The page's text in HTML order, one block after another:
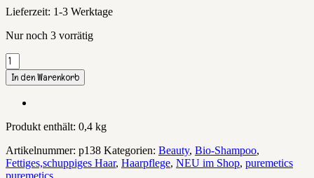
Lieferzeit: 1-3 Werktage
Nur noch 3 vorrätig
Anti-
Fett
Shampoo-
‘Zitrone
Orange‘
Menge
In den Warenkorb
Produkt enthält: 0,4 kg
Artikelnummer: p138 Kategorien: Beauty, Bio-Shampoo,
Fettiges,schuppiges Haar, Haarpflege, NEU im Shop, puremetics
puremetics